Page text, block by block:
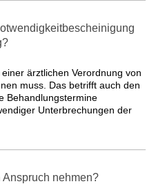
ärztlichen Verordnung von
muss. Das betrifft auch den
Behandlungstermine
Unterbrechungen der
nehmen?